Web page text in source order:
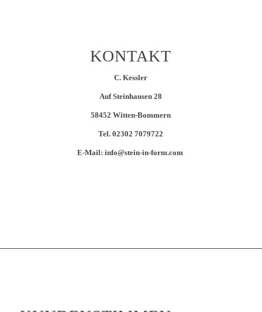
KONTAKT
C. Kessler
Auf Steinhausen 28
58452 Witten-Bommern
Tel.02302 7079722
E-Mail: info@stein-in-form.com